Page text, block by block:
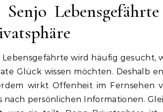
Lebensgefährte wird häufig gesucht,
Glück wissen möchten. Deshalb
wirkt Offenheit im Fernsehen
nach persönlichen Informationen.